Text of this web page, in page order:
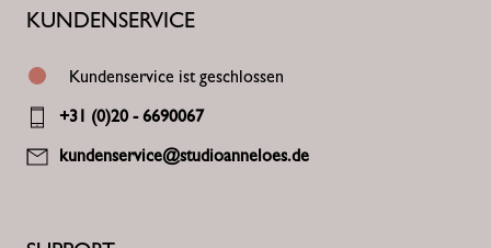
KUNDENSERVICE
Kundenservice ist geschlossen
+31 (0)20 - 6690067
kundenservice@studioanneloes.de